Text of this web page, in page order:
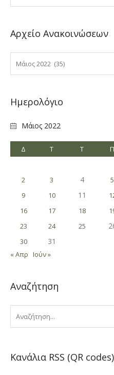
Αρχείο Ανακοινώσεων
Ημερολόγιο
Μάιος 2022
Δ Τ Τ Π
2 3 4 5
9 10 11
16
17 18
23
24 25
30 31
« Απρ Ιούν »
Αναζήτηση
Κανάλια RSS (QR codes)